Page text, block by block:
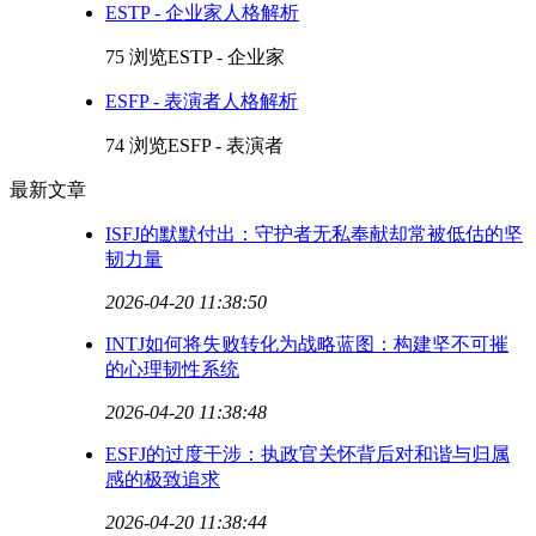
ESTP - 企业家人格解析
75 浏览ESTP - 企业家
ESFP - 表演者人格解析
74 浏览ESFP - 表演者
最新文章
ISFJ的默默付出：守护者无私奉献却常被低估的坚
韧力量
2026-04-20 11:38:50
INTJ如何将失败转化为战略蓝图：构建坚不可摧
的心理韧性系统
2026-04-20 11:38:48
ESFJ的过度干涉：执政官关怀背后对和谐与归属
感的极致追求
2026-04-20 11:38:44